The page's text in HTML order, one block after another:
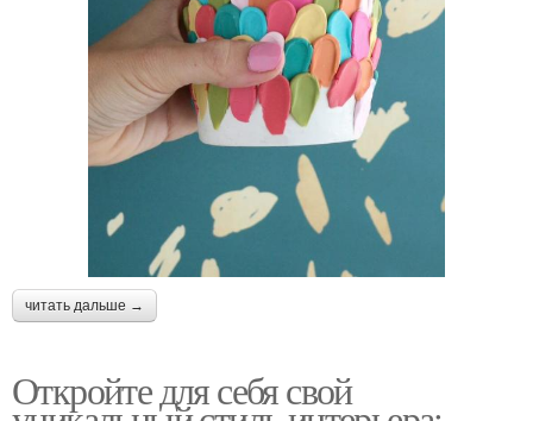
читать дальше →
Откройте для себя свой